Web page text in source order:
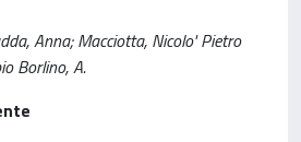
Anna; Macciotta, Nicolo' Pietro
Borlino, A.